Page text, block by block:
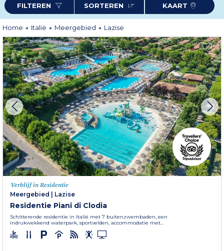
zwemmen en watersporten voor alle leeftijden. Cultuurliefhebbers zullen
genieten van de kerk van San Nicolò, terwijl fijnproevers kunnen genieten
van lokale specialiteiten in typische trattoria's. Nietsdoen, wandelingen,
bezoeken en aquatische genoegens zullen uw verblijf op de
di Clodia accentueren.
Meer informatie
FILTEREN SORTEREN KAART
Home Italië Meergebied Lazise
Verblijf in Residentie
Meergebied
Lazise
Residentie Piani di Clodia
Schitterende residentie in Italië met 7 buitenzwembaden, een
indrukwekkend waterpark, sportvelden, accommodatie met...